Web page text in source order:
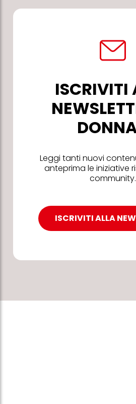
ISCRIVITI
Leggi tanti nuovi
anteprima le iniziative
community.
ISCRIVITI ALLA